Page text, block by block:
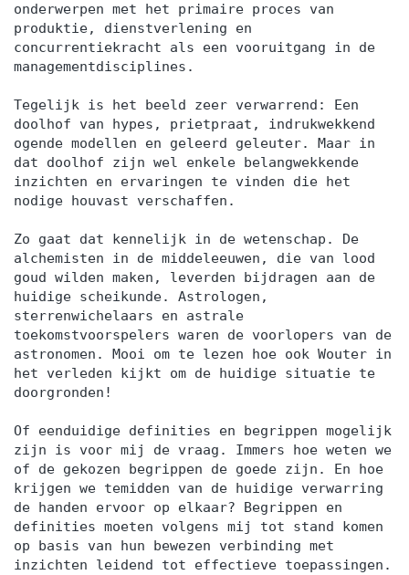
onderwerpen met het primaire proces van
produktie, dienstverlening en
concurrentiekracht als een vooruitgang in de
managementdisciplines.
Tegelijk is het beeld zeer verwarrend: Een
doolhof van hypes, prietpraat, indrukwekkend
ogende modellen en geleerd geleuter. Maar in
dat doolhof zijn wel enkele belangwekkende
inzichten en ervaringen te vinden die het
nodige houvast verschaffen.
Zo gaat dat kennelijk in de wetenschap. De
alchemisten in de middeleeuwen, die van lood
goud wilden maken, leverden bijdragen aan de
huidige scheikunde. Astrologen,
sterrenwichelaars en astrale
toekomstvoorspelers waren de voorlopers van de
astronomen. Mooi om te lezen hoe ook Wouter in
het verleden kijkt om de huidige situatie te
doorgronden!
Of eenduidige definities en begrippen mogelijk
zijn is voor mij de vraag. Immers hoe weten we
of de gekozen begrippen de goede zijn. En hoe
krijgen we temidden van de huidige verwarring
de handen ervoor op elkaar? Begrippen en
definities moeten volgens mij tot stand komen
op basis van hun bewezen verbinding met
inzichten leidend tot effectieve toepassingen.